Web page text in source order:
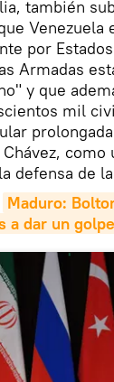
también
Venezuela
por
Armadas
y que
mil
como
defensa de
Maduro:
a dar un